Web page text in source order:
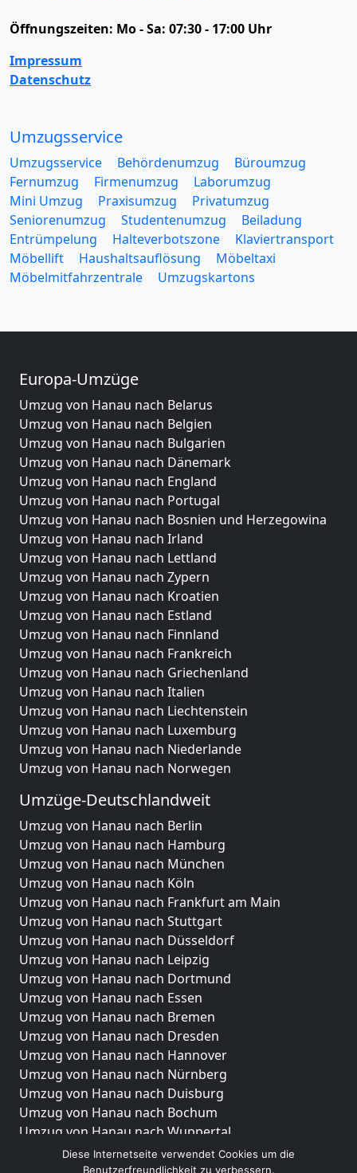
Öffnungszeiten: Mo - Sa: 07:30 - 17:00 Uhr
Impressum
Datenschutz
Umzugsservice
Umzugsservice Behördenumzug
Büroumzug
Fernumzug
Firmenumzug
Laborumzug
Mini Umzug
Praxisumzug
Privatumzug
Seniorenumzug
Studentenumzug
Beiladung
Entrümpelung
Halteverbotszone
Klaviertransport
Möbellift
Haushaltsauflösung
Möbeltaxi
Möbelmitfahrzentrale
Umzugskartons
Europa-Umzüge
Umzug von Hanau nach Belarus
Umzug von Hanau nach Belgien
Umzug von Hanau nach Bulgarien
Umzug von Hanau nach Dänemark
Umzug von Hanau nach England
Umzug von Hanau nach Portugal
Umzug von Hanau nach Bosnien und Herzegowina
Umzug von Hanau nach Irland
Umzug von Hanau nach Lettland
Umzug von Hanau nach Zypern
Umzug von Hanau nach Kroatien
Umzug von Hanau nach Estland
Umzug von Hanau nach Finnland
Umzug von Hanau nach Frankreich
Umzug von Hanau nach Griechenland
Umzug von Hanau nach Italien
Umzug von Hanau nach Liechtenstein
Umzug von Hanau nach Luxemburg
Umzug von Hanau nach Niederlande
Umzug von Hanau nach Norwegen
Umzüge-Deutschlandweit
Umzug von Hanau nach Berlin
Umzug von Hanau nach Hamburg
Umzug von Hanau nach München
Umzug von Hanau nach Köln
Umzug von Hanau nach Frankfurt am Main
Umzug von Hanau nach Stuttgart
Umzug von Hanau nach Düsseldorf
Umzug von Hanau nach Leipzig
Umzug von Hanau nach Dortmund
Umzug von Hanau nach Essen
Umzug von Hanau nach Bremen
Umzug von Hanau nach Dresden
Umzug von Hanau nach Hannover
Umzug von Hanau nach Nürnberg
Umzug von Hanau nach Duisburg
Umzug von Hanau nach Bochum
Umzug von Hanau nach Wuppertal
Umzug von Hanau nach Bielefeld
Diese Internetseite verwendet Cookies um die
Benutzerfreundlichkeit zu verbessern.